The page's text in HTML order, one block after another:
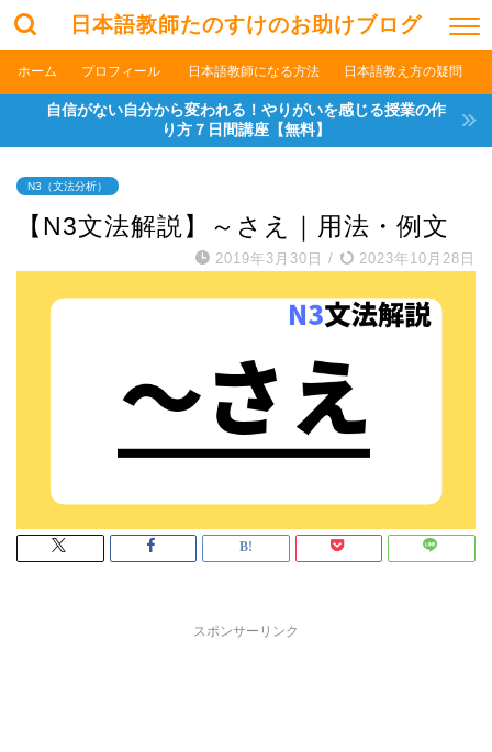
日本語教師たのすけのお助けブログ
ホーム プロフィール 日本語教師になる方法 日本語教え方の疑問
自信がない自分から変われる！やりがいを感じる授業の作
り方７日間講座【無料】
N3（文法分析）
【N3文法解説】～さえ｜用法・例文
2019年3月30日 / 2023年10月28日
スポンサーリンク